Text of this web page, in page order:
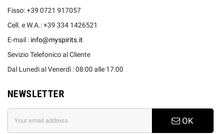
Fisso: +39 0721 917057
Cell. e W.A.: +39 334 1426521
E-mail : info@myspirits.it
Sevizio Telefonico al Cliente
Dal Lunedi al Venerdì : 08:00 alle 17:00
NEWSLETTER
OK